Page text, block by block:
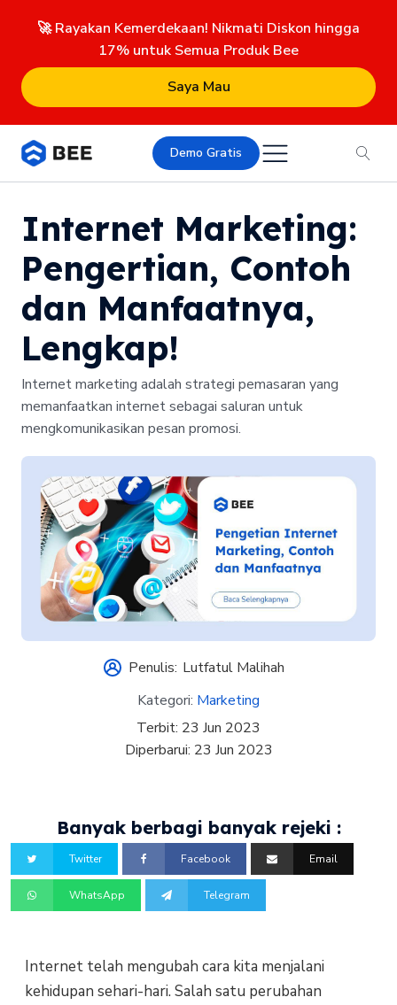
🚀 Rayakan Kemerdekaan! Nikmati Diskon hingga
17% untuk Semua Produk Bee
Saya Mau
Demo Gratis
Internet Marketing:
Pengertian, Contoh
dan Manfaatnya,
Lengkap!
Internet marketing adalah strategi pemasaran yang
memanfaatkan internet sebagai saluran untuk
mengkomunikasikan pesan promosi.
Penulis: Lutfatul Malihah
Kategori: Marketing
Terbit: 23 Jun 2023
Diperbarui: 23 Jun 2023
Banyak berbagi banyak rejeki :
Twitter Facebook Email
WhatsApp Telegram
Internet telah mengubah cara kita menjalani
kehidupan sehari-hari. Salah satu perubahan